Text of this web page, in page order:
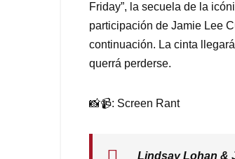
Friday”, la secuela de la
participación de Jamie Lee
continuación. La cinta
querrá perderse.
📸📹: Screen Rant
Lindsay Lohan &